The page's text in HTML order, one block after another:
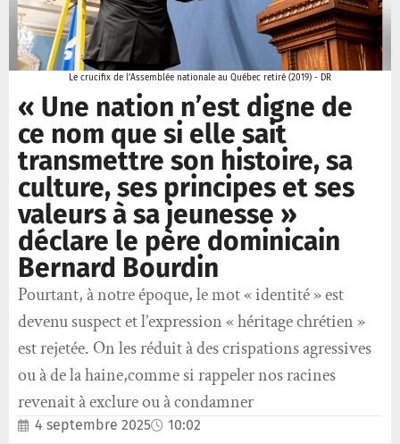
Le crucifix de l’Assemblée nationale au Québec retiré (2019) - DR
« Une nation n’est digne de
ce nom que si elle sait
transmettre son histoire, sa
culture, ses principes et ses
valeurs à sa jeunesse »
déclare le père dominicain
Bernard Bourdin
Pourtant, à notre époque, le mot « identité » est
devenu suspect et l’expression « héritage chrétien »
est rejetée. On les réduit à des crispations agressives
ou à de la haine,comme si rappeler nos racines
revenait à exclure ou à condamner
4 septembre 2025 10:02